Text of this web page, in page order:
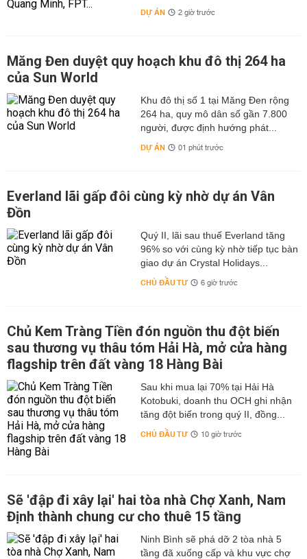
DỰ ÁN 2 giờ trước
Măng Đen duyệt quy hoạch khu đô thị 264 ha
của Sun World
Khu đô thị số 1 tại Măng Đen rộng
264 ha, quy mô dân số gần 7.800
người, được định hướng phát...
DỰ ÁN 01 phút trước
Everland lãi gấp đôi cùng kỳ nhờ dự án Vân
Đồn
Quý II, lãi sau thuế Everland tăng
96% so với cùng kỳ nhờ tiếp tục bàn
giao dự án Crystal Holidays...
CHỦ ĐẦU TƯ 6 giờ trước
Chủ Kem Tràng Tiền đón nguồn thu đột biến
sau thương vụ thâu tóm Hải Hà, mở cửa hàng
flagship trên đất vàng 18 Hàng Bài
Sau khi mua lại 70% tại Hải Hà
Kotobuki, doanh thu OCH ghi nhận
tăng đột biến trong quý II, đồng...
CHỦ ĐẦU TƯ 10 giờ trước
Sẽ 'đập đi xây lại' hai tòa nhà Chợ Xanh, Nam
Định thành chung cư cho thuê 15 tầng
Ninh Bình sẽ phá dỡ 2 tòa nhà 5
tầng đã xuống cấp và khu vực chợ